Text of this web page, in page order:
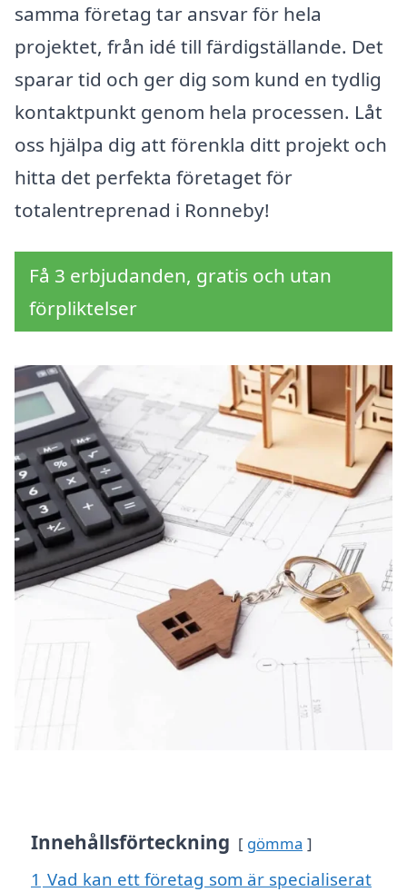
samma företag tar ansvar för hela
projektet, från idé till färdigställande. Det
sparar tid och ger dig som kund en tydlig
kontaktpunkt genom hela processen. Låt
oss hjälpa dig att förenkla ditt projekt och
hitta det perfekta företaget för
totalentreprenad i Ronneby!
Få 3 erbjudanden, gratis och utan
förpliktelser
Innehållsförteckning gömma
1 Vad kan ett företag som är specialiserat